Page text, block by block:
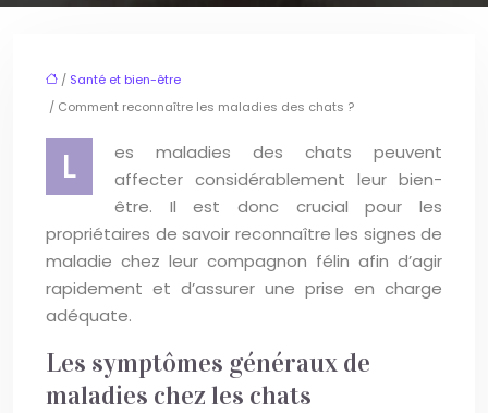
/ Santé et bien-être
/ Comment reconnaître les maladies des chats ?
L
es maladies des chats peuvent
affecter considérablement leur bien-
être. Il est donc crucial pour les
propriétaires de savoir reconnaître les signes de
maladie chez leur compagnon félin afin d’agir
rapidement et d’assurer une prise en charge
adéquate.
Les symptômes généraux de
maladies chez les chats